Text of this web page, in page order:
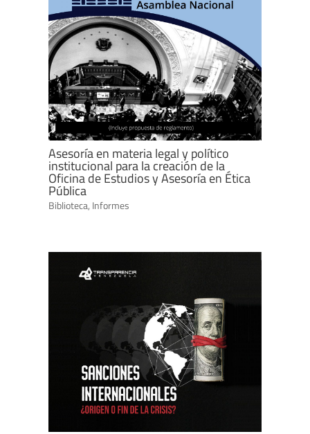
Asesoría en materia legal y político
institucional para la creación de la
Oficina de Estudios y Asesoría en Ética
Pública
Biblioteca, Informes